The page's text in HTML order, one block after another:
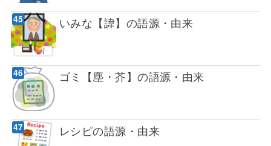
いみな【諱】の語源・由来
ゴミ【塵・芥】の語源・由来
レシピの語源・由来